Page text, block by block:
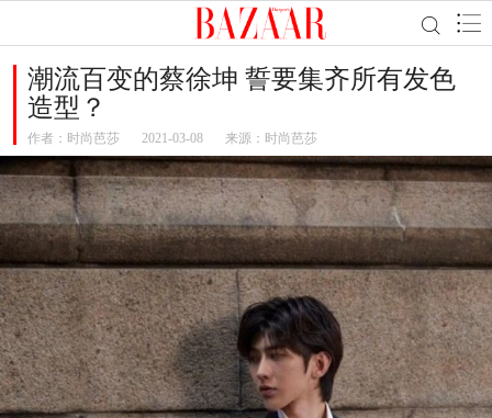
潮流百变的蔡徐坤 誓要集齐所有发色
造型？
作者： 时尚芭莎 2021-03-08 来源：时尚芭莎